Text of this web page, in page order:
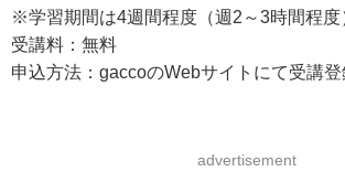
※学習期間は4週間程度（週2～3時間程度
受講料：無料
申込方法：gaccoのWebサイトにて受講登
advertisement